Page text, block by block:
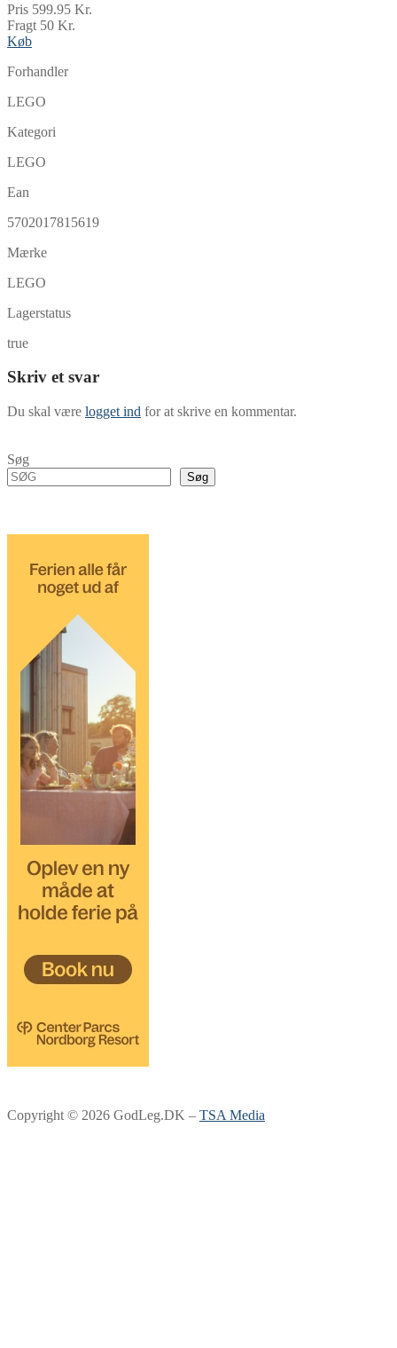
Pris 599.95 Kr.
Fragt 50 Kr.
Køb
Forhandler
LEGO
Kategori
LEGO
Ean
5702017815619
Mærke
LEGO
Lagerstatus
true
Skriv et svar
Du skal være logget ind for at skrive en kommentar.
Søg
Søg
Copyright © 2026 GodLeg.DK – TSA Media